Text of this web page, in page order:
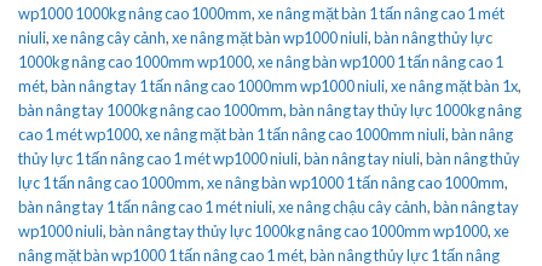
wp1000 1000kg nâng cao 1000mm,xe nâng mặt bàn 1 tấn nâng cao 1 mét
niuli,xe nâng cây cảnh,xe nâng mặt bàn wp1000 niuli,bàn nâng thủy lực
1000kg nâng cao 1000mm wp1000,xe nâng bàn wp1000 1 tấn nâng cao 1
mét,bàn nâng tay 1 tấn nâng cao 1000mm wp1000 niuli,xe nâng mặt bàn 1x,
bàn nâng tay 1000kg nâng cao 1000mm,bàn nâng tay thủy lực 1000kg nâng
cao 1 mét wp1000,xe nâng mặt bàn 1 tấn nâng cao 1000mm niuli,bàn nâng
thủy lực 1 tấn nâng cao 1 mét wp1000 niuli,bàn nâng tay niuli,bàn nâng thủy
lực 1 tấn nâng cao 1000mm,xe nâng bàn wp1000 1 tấn nâng cao 1000mm,
bàn nâng tay 1 tấn nâng cao 1 mét niuli,xe nâng chậu cây cảnh,bàn nâng tay
wp1000 niuli,bàn nâng tay thủy lực 1000kg nâng cao 1000mm wp1000,xe
nâng mặt bàn wp1000 1 tấn nâng cao 1 mét,bàn nâng thủy lực 1 tấn nâng